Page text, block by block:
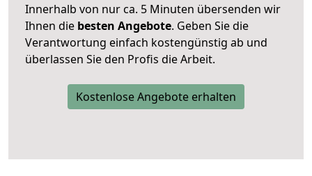
Innerhalb von nur ca. 5 Minuten übersenden wir
Ihnen die besten Angebote. Geben Sie die
Verantwortung einfach kostengünstig ab und
überlassen Sie den Profis die Arbeit.
Kostenlose Angebote erhalten